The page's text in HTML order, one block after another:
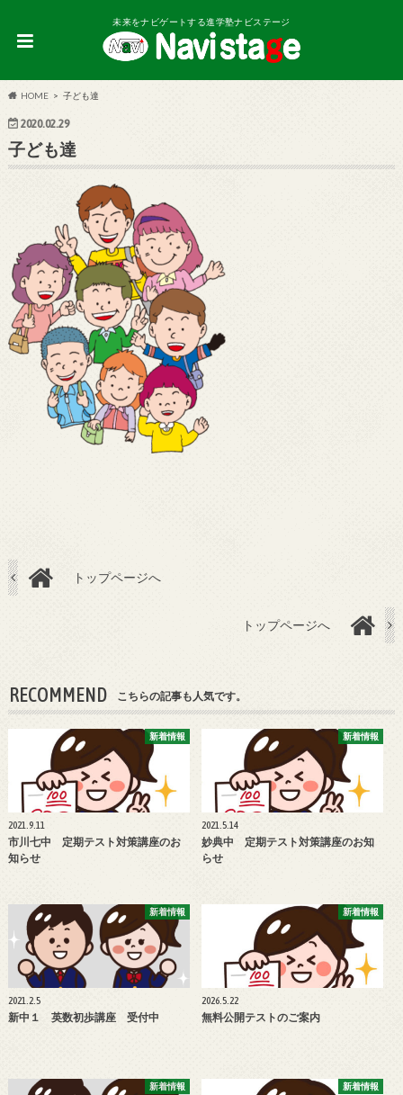
未来をナビゲートする進学塾ナビステージ
HOME 子ども達
2020.02.29
子ども達
トップページへ
トップページへ
RECOMMEND こちらの記事も人気です。
新着情報
2021.9.11
市川七中 定期テスト対策講座のお
知らせ
新着情報
2021.5.14
妙典中 定期テスト対策講座のお知
らせ
新着情報
2021.2.5
新中１ 英数初歩講座 受付中
新着情報
2026.5.22
無料公開テストのご案内
新着情報 新着情報